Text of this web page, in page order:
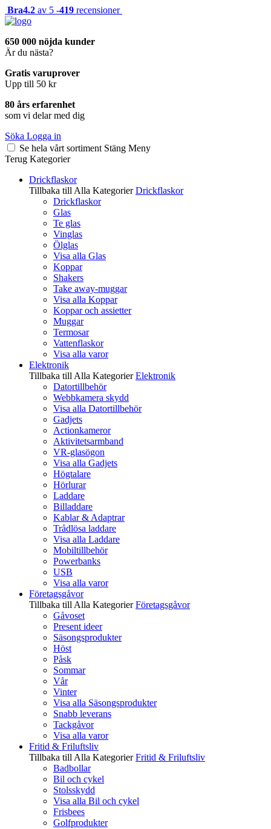
Bra4.2 av 5 -419 recensioner
650 000 nöjda kunder
Är du nästa?
Gratis varuprover
Upp till 50 kr
80 års erfarenhet
som vi delar med dig
Söka Logga in
Se hela vårt sortiment Stäng Meny
Terug Kategorier
Drickflaskor
Tillbaka till Alla Kategorier Drickflaskor
Drickflaskor
Glas
Te glas
Vinglas
Ölglas
Visa alla Glas
Koppar
Shakers
Take away-muggar
Visa alla Koppar
Koppar och assietter
Muggar
Termosar
Vattenflaskor
Visa alla varor
Elektronik
Tillbaka till Alla Kategorier Elektronik
Datortillbehör
Webbkamera skydd
Visa alla Datortillbehör
Gadjets
Actionkameror
Aktivitetsarmband
VR-glasögon
Visa alla Gadjets
Högtalare
Hörlurar
Laddare
Billaddare
Kablar & Adaptrar
Trådlösa laddare
Visa alla Laddare
Mobiltillbehör
Powerbanks
USB
Visa alla varor
Företagsgåvor
Tillbaka till Alla Kategorier Företagsgåvor
Gåvoset
Present ideer
Säsongsprodukter
Höst
Påsk
Sommar
Vår
Vinter
Visa alla Säsongsprodukter
Snabb leverans
Tackgåvor
Visa alla varor
Fritid & Friluftsliv
Tillbaka till Alla Kategorier Fritid & Friluftsliv
Badbollar
Bil och cykel
Stolsskydd
Visa alla Bil och cykel
Frisbees
Golfprodukter